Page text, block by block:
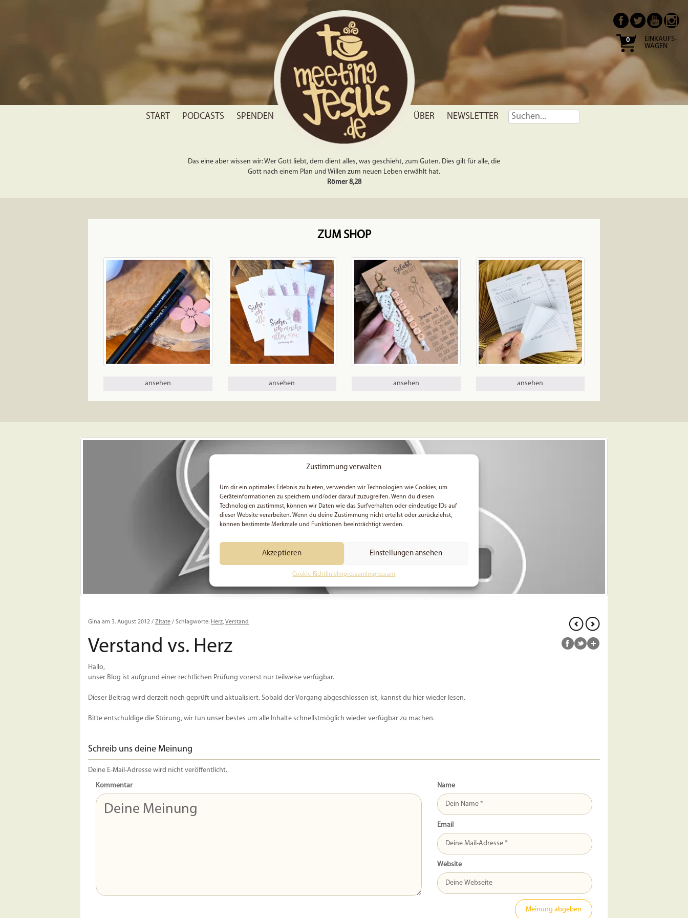
Zustimmung verwalten
Um dir ein optimales Erlebnis zu bieten, verwenden wir Technologien wie Cookies, um
Geräteinformationen zu speichern und/oder darauf zuzugreifen. Wenn du diesen
Technologien zustimmst, können wir Daten wie das Surfverhalten oder eindeutige IDs auf
dieser Website verarbeiten. Wenn du deine Zustimmung nicht erteilst oder zurückziehst,
können bestimmte Merkmale und Funktionen beeinträchtigt werden.
Akzeptieren Einstellungen ansehen
Cookie-Richtlinie Impressum Impressum
0
EINKAUFS-
WAGEN
START PODCASTS SPENDEN ÜBER NEWSLETTER
Das eine aber wissen wir: Wer Gott liebt, dem dient alles, was geschieht, zum Guten. Dies gilt für alle, die
Gott nach einem Plan und Willen zum neuen Leben erwählt hat.
Römer 8,28
ZUM SHOP
ansehen ansehen ansehen ansehen
Gina am 3. August 2012 / Zitate / Schlagworte: Herz, Verstand
Verstand vs. Herz
Hallo,
unser Blog ist aufgrund einer rechtlichen Prüfung vorerst nur teilweise verfügbar.
Dieser Beitrag wird derzeit noch geprüft und aktualisiert. Sobald der Vorgang abgeschlossen ist, kannst du hier wieder lesen.
Bitte entschuldige die Störung, wir tun unser bestes um alle Inhalte schnellstmöglich wieder verfügbar zu machen.
Schreib uns deine Meinung
Deine E-Mail-Adresse wird nicht veröffentlicht.
Kommentar
Name
Email
Website